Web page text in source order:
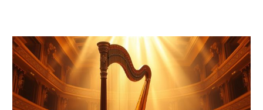
Instruments
à
cordes
:
la